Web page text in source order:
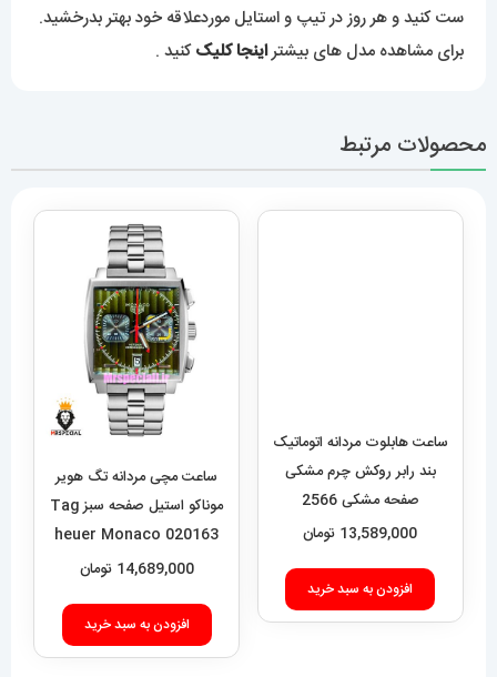
ست کنید و هر روز در تیپ و استایل موردعلاقه خود بهتر بدرخشید.
برای مشاهده مدل های بیشتراینجا کلیککنید .
محصولات مرتبط
HUBLOT BIG BANG
13,589,000تومان
افزودن به سبد خرید
ساعت مچی مردانه تگ هویر
موناکو استیل صفحه سبز Tag
heuer Monaco 020163
14,689,000 تومان
افزودن به سبد خرید